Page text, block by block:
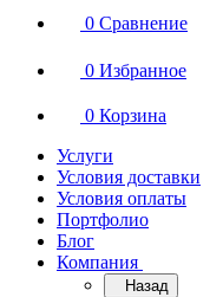
0 Сравнение
0 Избранное
0 Корзина
Услуги
Условия доставки
Условия оплаты
Портфолио
Блог
Компания
Назад